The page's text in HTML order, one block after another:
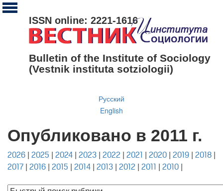
ISSN online: 2221-1616
Bulletin of the Institute of Sociology
(Vestnik instituta sotziologii)
Русский
English
Опубликовано в 2011 г.
2026 | 2025 | 2024 | 2023 | 2022 | 2021 | 2020 | 2019 | 2018 |
2017 | 2016 | 2015 | 2014 | 2013 | 2012 | 2011 | 2010 |